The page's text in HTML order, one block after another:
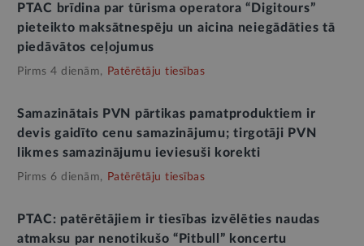
PTAC brīdina par tūrisma operatora “Digitours”
pieteikto maksātnespēju un aicina neiegādāties tā
piedāvātos ceļojumus
Pirms 4 dienām, Patērētāju tiesības
Samazinātais PVN pārtikas pamatproduktiem ir
devis gaidīto cenu samazinājumu; tirgotāji PVN
likmes samazinājumu ieviesuši korekti
Pirms 6 dienām, Patērētāju tiesības
PTAC: patērētājiem ir tiesības izvēlēties naudas
atmaksu par nenotikušo “Pitbull” koncertu